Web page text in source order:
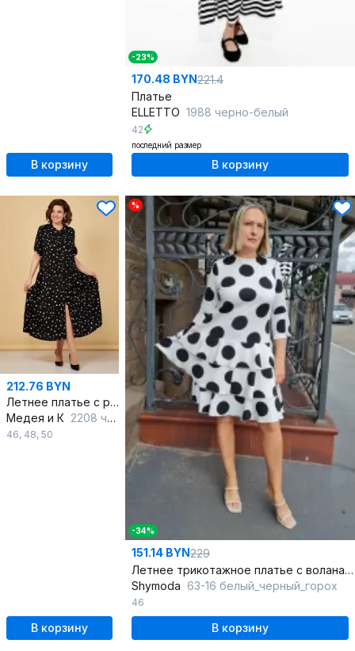
В корзину
-23%
170.48 BYN221.4
Платье
ELLETTO 1988 черно-белый
42
последний размер
В корзину
212.76 BYN
Летнее платье с расширенным низом короткий рукав
Медея и К 2208 черный
46, 48, 50
В корзину
%
-34%
151.14 BYN229
Летнее трикотажное платье с воланами и рукавами 3/4
Shymoda 63-16 белый_черный_горох
46
В корзину